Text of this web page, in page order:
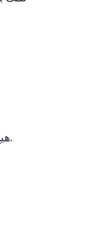
هیچ دیدگاهی برای این محصول نوشته نشده است.